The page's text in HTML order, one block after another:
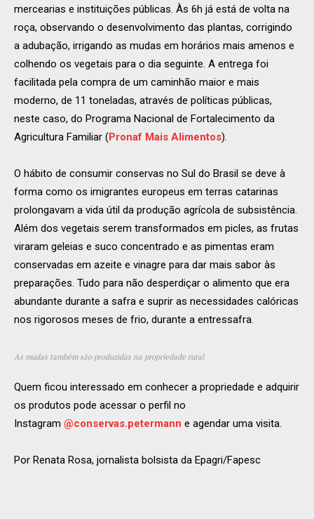
mercearias e instituições públicas. Às 6h já está de volta na
roça, observando o desenvolvimento das plantas, corrigindo
a adubação, irrigando as mudas em horários mais amenos e
colhendo os vegetais para o dia seguinte. A entrega foi
facilitada pela compra de um caminhão maior e mais
moderno, de 11 toneladas, através de políticas públicas,
neste caso, do Programa Nacional de Fortalecimento da
Agricultura Familiar (Pronaf Mais Alimentos).
O hábito de consumir conservas no Sul do Brasil se deve à
forma como os imigrantes europeus em terras catarinas
prolongavam a vida útil da produção agrícola de subsistência.
Além dos vegetais serem transformados em picles, as frutas
viraram geleias e suco concentrado e as pimentas eram
conservadas em azeite e vinagre para dar mais sabor às
preparações. Tudo para não desperdiçar o alimento que era
abundante durante a safra e suprir as necessidades calóricas
nos rigorosos meses de frio, durante a entressafra.
As mudas também são produzidas na propriedade rural
Quem ficou interessado em conhecer a propriedade e adquirir
os produtos pode acessar o perfil no
Instagram @conservas.petermann e agendar uma visita.
Por Renata Rosa, jornalista bolsista da Epagri/Fapesc